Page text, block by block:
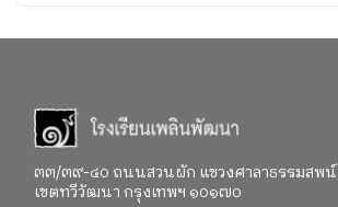
๓๓/๓๙-๔๐ ถนนสวนผัก แขวงศาลาธรรมสพน์
เขตทวีวัฒนา กรุงเทพฯ ๑๐๑๗๐